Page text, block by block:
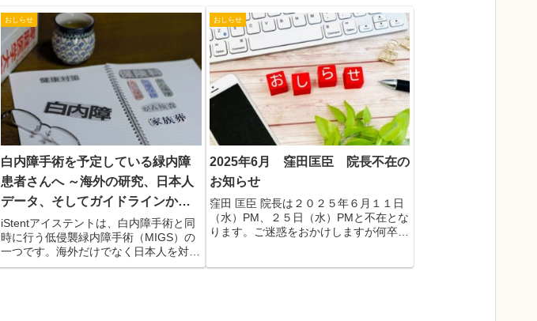
おしらせ
白内障手術を予定している緑内障
患者さんへ ～海外の研究、日本人
データ、そしてガイドラインから
考える～
iStentアイステントは、白内障手術と同
時に行う低侵襲緑内障手術（MIGS）の
一つです。海外だけでなく日本人を対象
とした研究でも有効性と安全性が示され
おしらせ
2025年6月 窪田匡臣 院長不在の
お知らせ
窪田 匡臣 院長は２０２５年６月１１日
（水）PM、２５日（水）PMと不在とな
ります。ご迷惑をおかけしますが何卒宜